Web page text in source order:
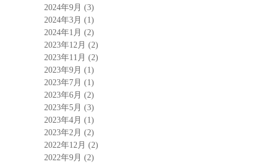
2024年9月 (3)
2024年3月 (1)
2024年1月 (2)
2023年12月 (2)
2023年11月 (2)
2023年9月 (1)
2023年7月 (1)
2023年6月 (2)
2023年5月 (3)
2023年4月 (1)
2023年2月 (2)
2022年12月 (2)
2022年9月 (2)